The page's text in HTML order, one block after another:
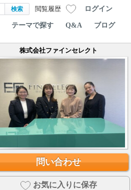
閲覧履歴 ログイン
テーマで探す Q&A ブログ
株式会社ファインセレクト
問い合わせ
お気に入りに保存